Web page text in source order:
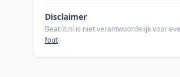
Disclaimer
Beat-it.nl is niet verantwoordelijk voor
fout